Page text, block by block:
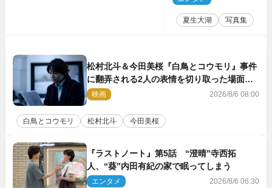
夏生大湖 写真集
松村北斗＆今田美桜『白鳥とコウモリ』事件
に翻弄される2人の表情を切り取った場面写
真解禁
映画 2026/8/6 08:00
白鳥とコウモリ 松村北斗 今田美桜
『ラストノート』第5話 “澄晴”寺西拓
人、“葵”内田有紀の家で眠ってしまう
エンタメ 2026/8/6 06:30